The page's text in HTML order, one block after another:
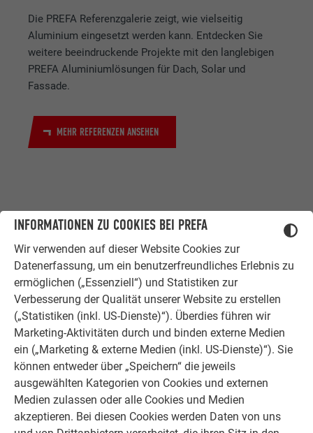
INFORMATIONEN ZU COOKIES BEI PREFA
Wir verwenden auf dieser Website Cookies zur
Datenerfassung, um ein benutzerfreundliches Erlebnis zu
ermöglichen („Essenziell“) und Statistiken zur
Verbesserung der Qualität unserer Website zu erstellen
(„Statistiken (inkl. US-Dienste)“). Überdies führen wir
Marketing-Aktivitäten durch und binden externe Medien
ein („Marketing & externe Medien (inkl. US-Dienste)“). Sie
können entweder über „Speichern“ die jeweils
ausgewählten Kategorien von Cookies und externen
Medien zulassen oder alle Cookies und Medien
akzeptieren. Bei diesen Cookies werden Daten von uns
Die PREFA Referenzgalerie zeigt, wie vielseitig
Aluminium eingesetzt werden kann. Entdecken Sie
weitere beeindruckende Projekte mit den langlebigen
PREFA Aluminiumlösungen für Dach, Solar und
Fassade.
MEHR REFERENZEN ANSEHEN
ERFAHRUNGSBERICHTE
ZUFRIEDENE KUNDEN
Ob Bauherr, Sanierer, Verarbeiter oder
Architekt - die Zufriedenheit all
unserer Kunden liegt uns am Herzen.
Deshalb versuchen wir als PREFA in
allen Phasen Ihres Projektes als
starker Begleiter zur Seite zu stehen.
Überzeugen Sie sich selbst!